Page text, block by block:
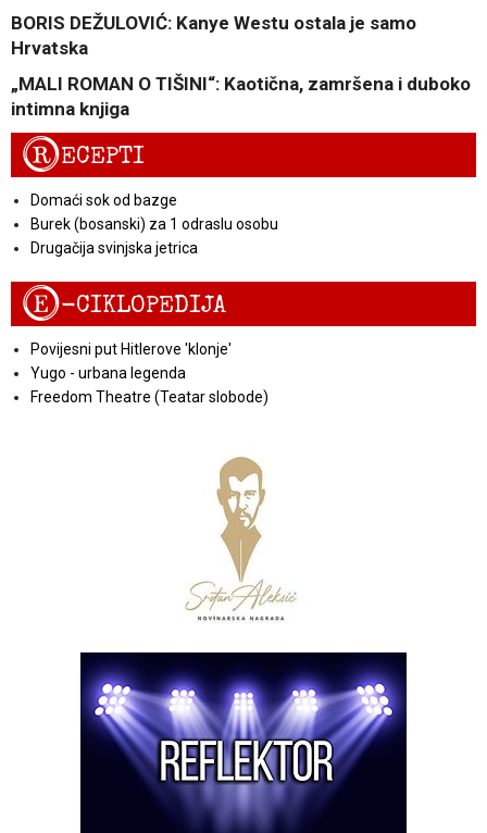
BORIS DEŽULOVIĆ: Kanye Westu ostala je samo
Hrvatska
„MALI ROMAN O TIŠINI“: Kaotična, zamršena i duboko
intimna knjiga
RECEPTI
Domaći sok od bazge
Burek (bosanski) za 1 odraslu osobu
Drugačija svinjska jetrica
E-CIKLOPEDIJA
Povijesni put Hitlerove 'klonje'
Yugo - urbana legenda
Freedom Theatre (Teatar slobode)